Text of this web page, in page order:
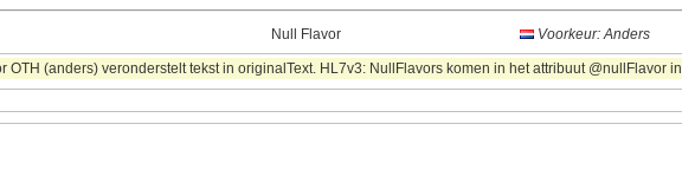
Null Flavor Voorkeur: Anders
(anders) veronderstelt tekst in originalText. HL7v3: NullFlavors komen in het attribuut @nullFlavor